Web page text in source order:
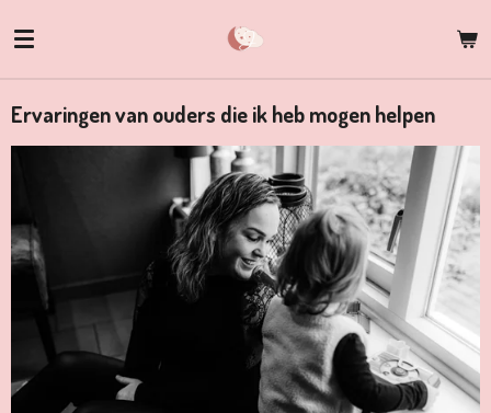
direct
hoofdinhoud
Ervaringen van ouders die ik heb mogen helpen